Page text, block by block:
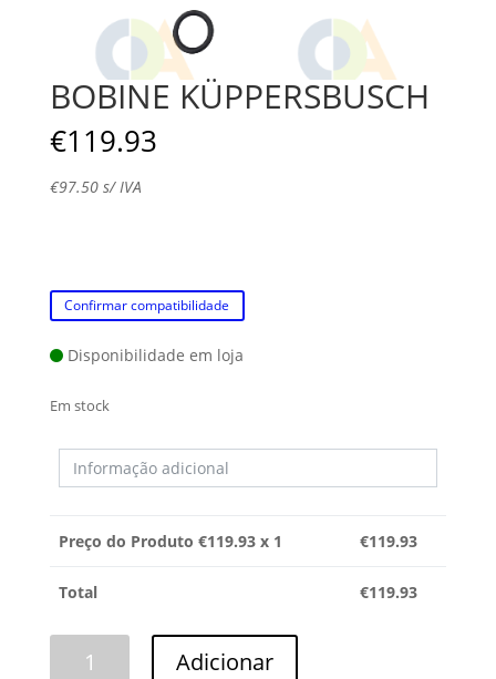
BOBINE KÜPPERSBUSCH
€119.93
€97.50s/ IVA
Confirmar compatibilidade
Disponibilidade em loja
Em stock
Preço do Produto €119.93 x 1 €119.93
Total €119.93
Adicionar